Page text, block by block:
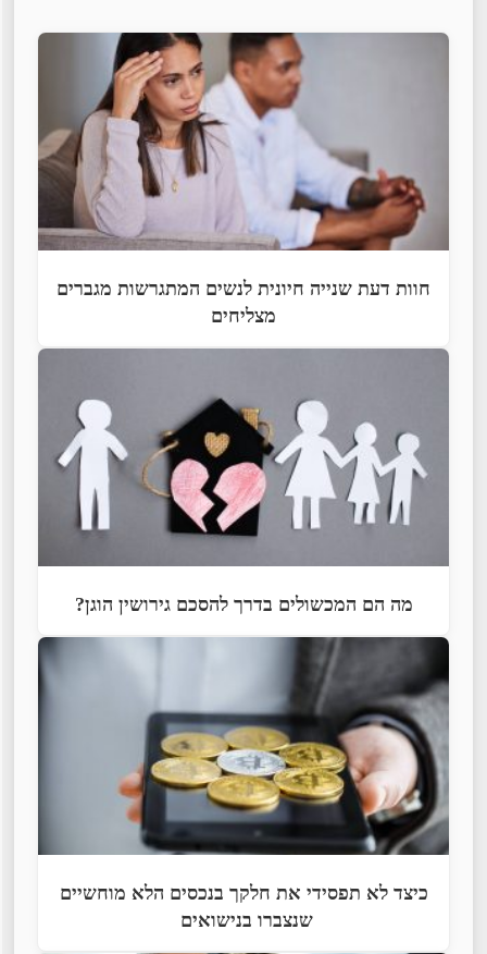
חוות דעת שנייה חיונית לנשים המתגרשות מגברים
מצליחים
מה הם המכשולים בדרך להסכם גירושין הוגן?
כיצד לא תפסידי את חלקך בנכסים הלא מוחשיים
שנצברו בנישואים